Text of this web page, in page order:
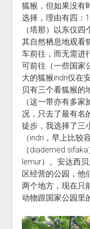
狐猴，但如果没有
选择，理由有四：
（塔那）以东仅
其自然栖息地观看
车前往，而无需进
可前往（一些国家
大的狐猴indri仅在
贝有三个看狐猴的
（这一带亦有多
况，只去了最有名
徒步，我选择了三
（indri，早上比较
（diademed
lemur）。安达西
区经营的公园，他
两个地方，现在只
动物跟国家公园里